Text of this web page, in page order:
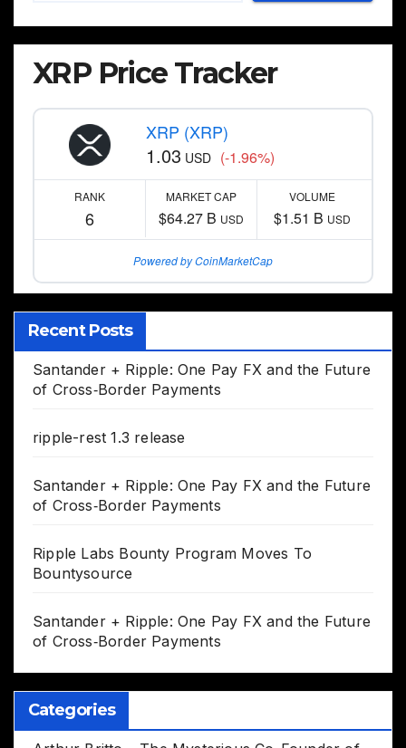
XRP Price Tracker
XRP (XRP)
1.03 USD (-1.96%)
RANK
6
MARKET CAP
$64.27 B USD
VOLUME
$1.51 B USD
Powered by CoinMarketCap
Recent Posts
Santander + Ripple: One Pay FX and the Future
of Cross‑Border Payments
ripple-rest 1.3 release
Santander + Ripple: One Pay FX and the Future
of Cross‑Border Payments
Ripple Labs Bounty Program Moves To
Bountysource
Santander + Ripple: One Pay FX and the Future
of Cross‑Border Payments
Categories